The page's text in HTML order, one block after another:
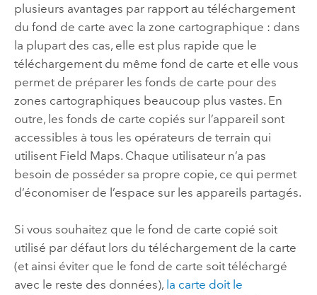
plusieurs avantages par rapport au téléchargement
du fond de carte avec la zone cartographique : dans
la plupart des cas, elle est plus rapide que le
téléchargement du même fond de carte et elle vous
permet de préparer les fonds de carte pour des
zones cartographiques beaucoup plus vastes. En
outre, les fonds de carte copiés sur l’appareil sont
accessibles à tous les opérateurs de terrain qui
utilisent Field Maps. Chaque utilisateur n’a pas
besoin de posséder sa propre copie, ce qui permet
d’économiser de l’espace sur les appareils partagés.
Si vous souhaitez que le fond de carte copié soit
utilisé par défaut lors du téléchargement de la carte
(et ainsi éviter que le fond de carte soit téléchargé
avec le reste des données), la carte doit le